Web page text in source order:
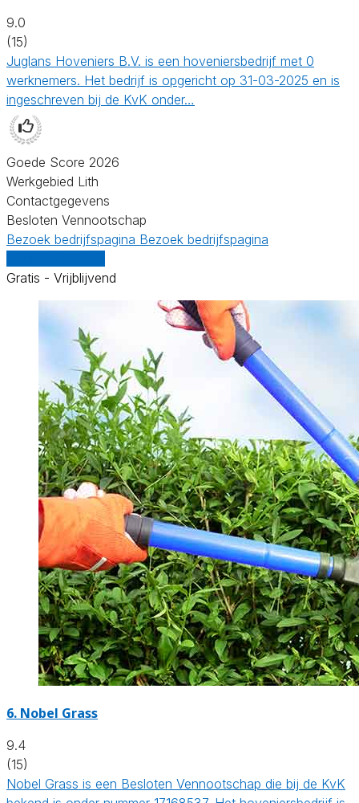
9.0
(15)
Juglans Hoveniers B.V. is een hoveniersbedrijf met 0
werknemers. Het bedrijf is opgericht op 31-03-2025 en is
ingeschreven bij de KvK onder…
Goede Score 2026
Werkgebied Lith
Contactgegevens
Besloten Vennootschap
Bezoek bedrijfspagina Bezoek bedrijfspagina
Gratis - Vrijblijvend
6. Nobel Grass
9.4
(15)
Nobel Grass is een Besloten Vennootschap die bij de KvK